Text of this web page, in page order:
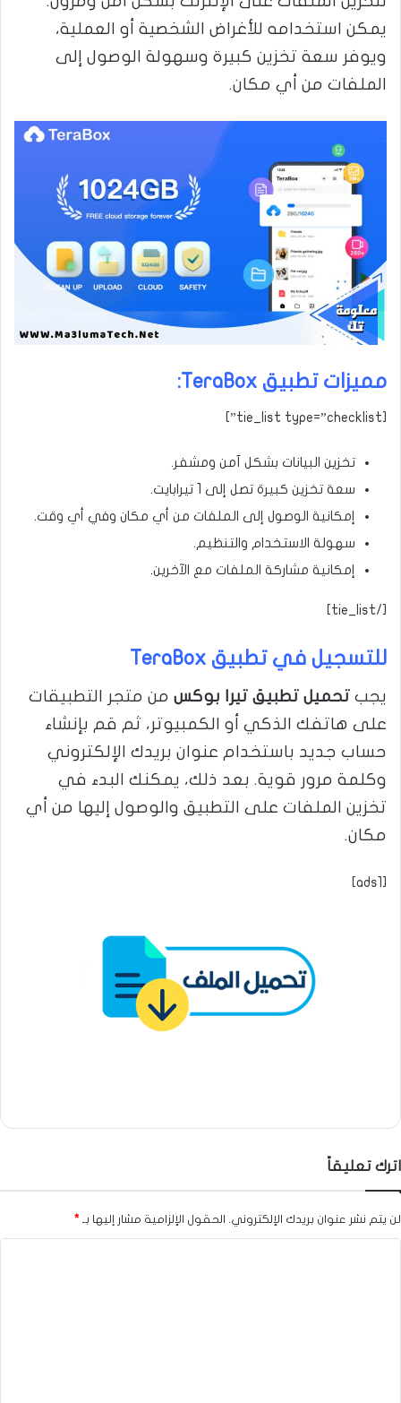
يمكن استخدامه للأغراض الشخصية أو العملية،
ويوفر سعة تخزين كبيرة وسهولة الوصول إلى
الملفات من أي مكان.
مميزات تطبيق TeraBox:
[tie_list type=”checklist”]
تخزين البيانات بشكل آمن ومشفر.
سعة تخزين كبيرة تصل إلى 1 تيرابايت.
إمكانية الوصول إلى الملفات من أي مكان وفي أي وقت.
سهولة الاستخدام والتنظيم.
إمكانية مشاركة الملفات مع الآخرين.
[/tie_list]
للتسجيل في تطبيق TeraBox
يجب تحميل تطبيق تيرا بوكس من متجر التطبيقات
على هاتفك الذكي أو الكمبيوتر، ثم قم بإنشاء
حساب جديد باستخدام عنوان بريدك الإلكتروني
وكلمة مرور قوية. بعد ذلك، يمكنك البدء في
تخزين الملفات على التطبيق والوصول إليها من أي
مكان.
[ads1]
اترك تعليقاً
لن يتم نشر عنوان بريدك الإلكتروني. الحقول الإلزامية مشار إليها بـ *